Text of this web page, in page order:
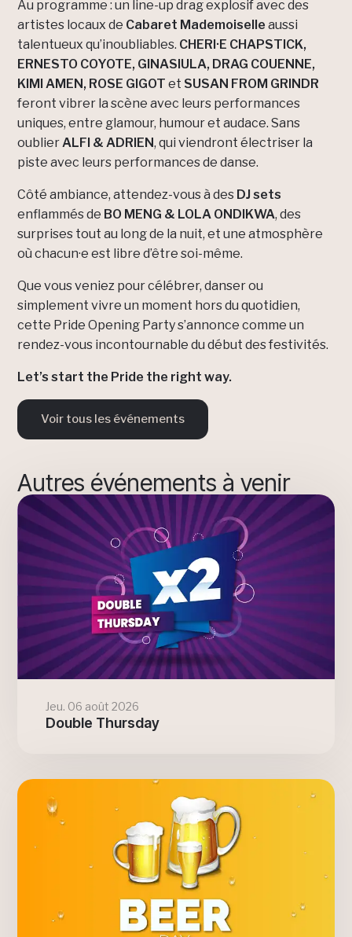
Au programme : un line-up drag explosif avec des
artistes locaux de Cabaret Mademoiselle aussi
talentueux qu’inoubliables. CHERI·E CHAPSTICK,
ERNESTO COYOTE, GINASIULA, DRAG COUENNE,
KIMI AMEN, ROSE GIGOTet SUSAN FROM GRINDR
feront vibrer la scène avec leurs performances
uniques, entre glamour, humour et audace. Sans
oublierALFI & ADRIEN, qui viendront électriser la
piste avec leurs performances de danse.
Côté ambiance, attendez-vous à des DJ sets
enflammés de BO MENG & LOLA ONDIKWA, des
surprises tout au long de la nuit, et une atmosphère
où chacun·e est libre d’être soi-même.
Que vous veniez pour célébrer, danser ou
simplement vivre un moment hors du quotidien,
cette Pride Opening Party s’annonce comme un
rendez-vous incontournable du début des festivités.
Let’s start the Pride the right way.
Voir tous les événements
Autres événements à venir
Jeu. 06 août 2026
Double Thursday